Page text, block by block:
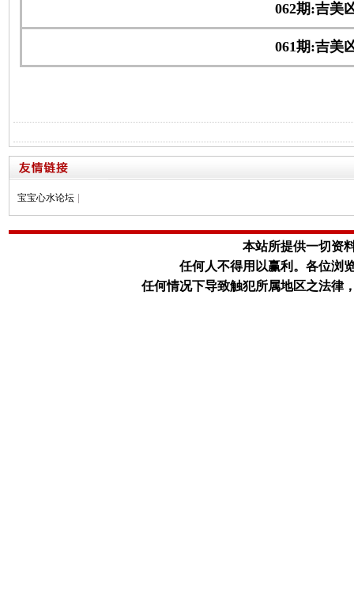
062期:吉美
061期:吉美
宝宝心水论坛
本站所提供一切资
任何人不得用以赢利。 各位浏
任何情况下导致触犯所属地区之法律